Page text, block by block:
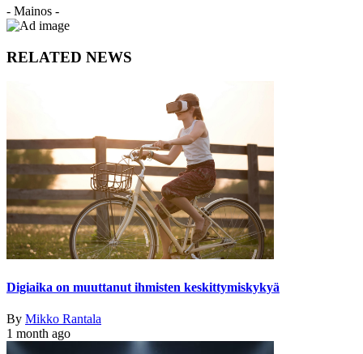
- Mainos -
RELATED NEWS
Digiaika on muuttanut ihmisten keskittymiskykyä
By Mikko Rantala
1 month ago